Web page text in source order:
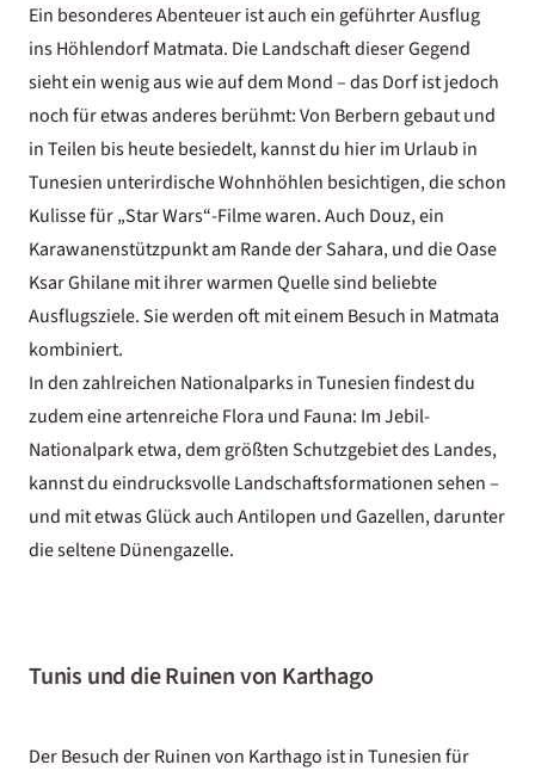
Ein besonderes Abenteuer ist auch ein geführter Ausflug
ins Höhlendorf Matmata. Die Landschaft dieser Gegend
sieht ein wenig aus wie auf dem Mond – das Dorf ist jedoch
noch für etwas anderes berühmt: Von Berbern gebaut und
in Teilen bis heute besiedelt, kannst du hier im Urlaub in
Tunesien unterirdische Wohnhöhlen besichtigen, die schon
Kulisse für „Star Wars“-Filme waren. Auch Douz, ein
Karawanenstützpunkt am Rande der Sahara, und die Oase
Ksar Ghilane mit ihrer warmen Quelle sind beliebte
Ausflugsziele. Sie werden oft mit einem Besuch in Matmata
kombiniert.
In den zahlreichen Nationalparks in Tunesien findest du
zudem eine artenreiche Flora und Fauna: Im Jebil-
Nationalpark etwa, dem größten Schutzgebiet des Landes,
kannst du eindrucksvolle Landschaftsformationen sehen –
und mit etwas Glück auch Antilopen und Gazellen, darunter
die seltene Dünengazelle.
Tunis und die Ruinen von Karthago
Der Besuch der Ruinen von Karthago ist in Tunesienfür